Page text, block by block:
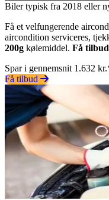
Biler typisk fra 2018 eller
Få et velfungerende
aircondition serviceres,
200g kølemiddel. Få tilbud
Spar i gennemsnit 1.632
Få tilbud